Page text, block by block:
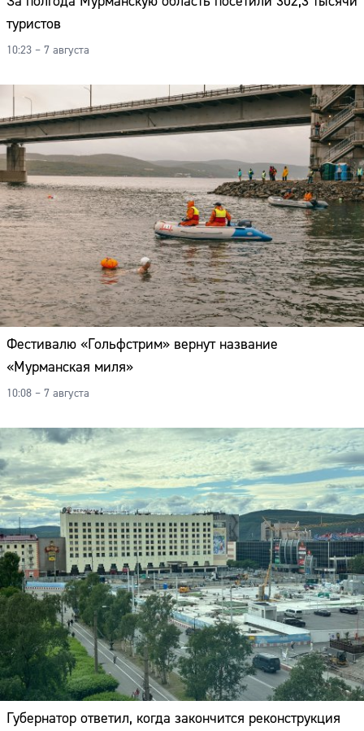
туристов
10:23 – 7 августа
Фестивалю «Гольфстрим» вернут название
«Мурманская миля»
10:08 – 7 августа
Губернатор ответил, когда закончится реконструкция